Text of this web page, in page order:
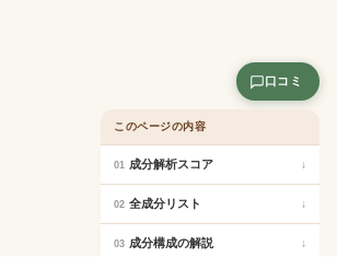
口コミ
このページの内容
01 成分解析スコア ↓
02 全成分リスト ↓
03 成分構成の解説 ↓